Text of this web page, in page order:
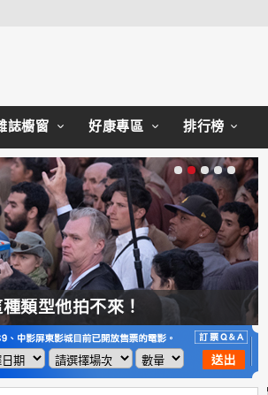
誌櫥窗 好康專區 排行榜
類型他拍不來！